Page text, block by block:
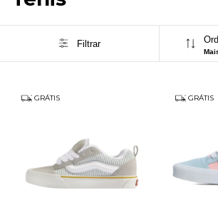
Filtrar
GRÁTIS GRÁTIS